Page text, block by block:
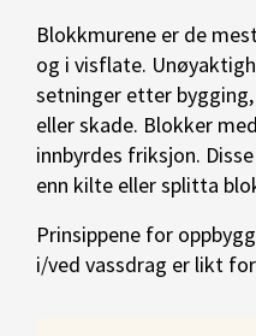
Blokkmurene er de
og i visflate.
setninger etter
eller skade. Blokker
innbyrdes friksjon.
enn kilte eller splitta
Prinsippene for
i/ved vassdrag er likt